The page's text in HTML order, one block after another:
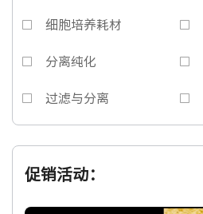
细胞培养耗材
分离纯化
过滤与分离
促销活动：